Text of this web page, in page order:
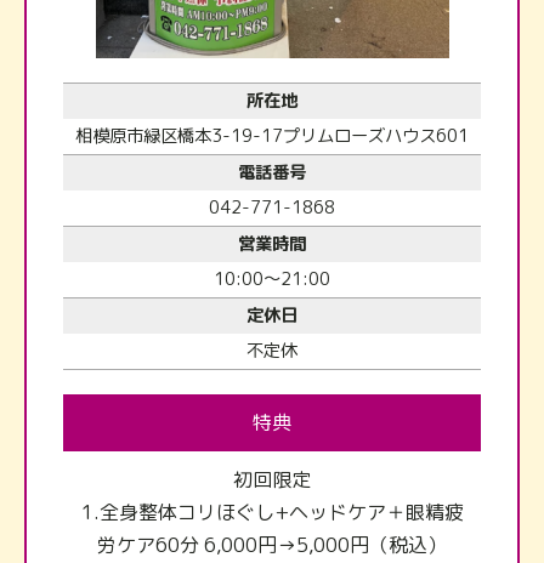
所在地
相模原市緑区橋本3-19-17プリムローズハウス601
電話番号
042-771-1868
営業時間
10:00～21:00
定休日
不定休
特典
初回限定
1.全身整体コリほぐし+ヘッドケア＋眼精疲
労ケア60分 6,000円→5,000円（税込）